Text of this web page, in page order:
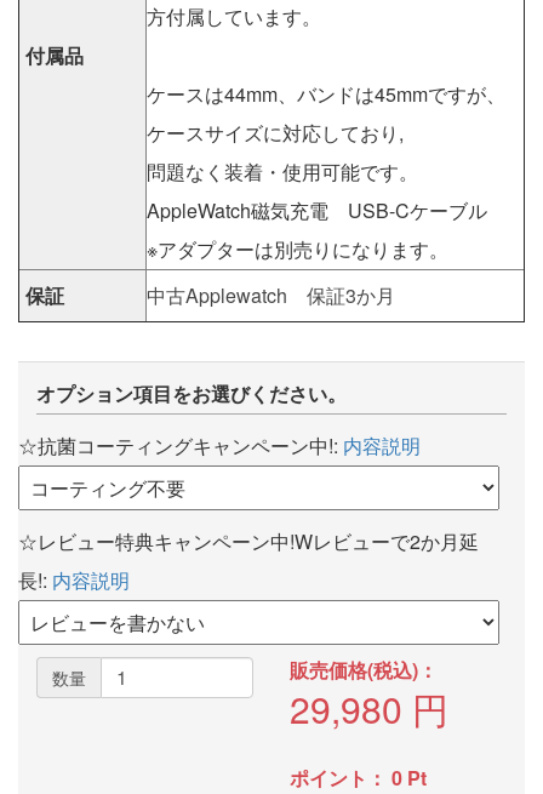
付属品
方付属しています。
ケースは44mm、バンドは45mmですが、
ケースサイズに対応しており,
問題なく装着・使用可能です。
AppleWatch磁気充電 USB-Cケーブル
※アダプターは別売りになります。
保証
中古Applewatch 保証3か月
オプション項目をお選びください。
☆抗菌コーティングキャンペーン中!: 内容説明
☆レビュー特典キャンペーン中!Wレビューで2か月延
長!: 内容説明
数量 販売価格(税込)：
29,980 円
ポイント： 0 Pt